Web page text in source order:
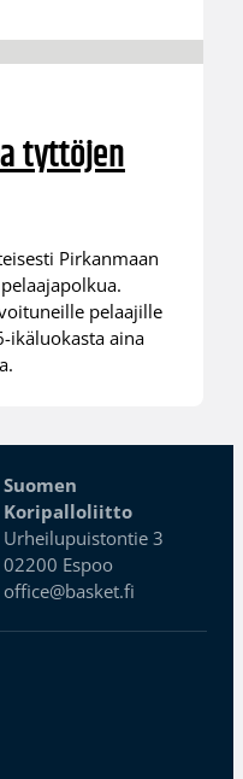
tyttöjen
Pirkanmaan
pelaajille
ikäluokasta aina
Suomen
Koripalloliitto
Urheilupuistontie 3
02200 Espoo
office@basket.fi